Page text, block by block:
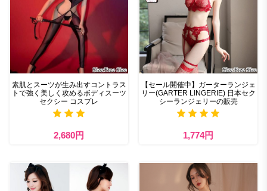
素肌とスーツが生み出すコントラス
トで強く美しく攻めるボディスーツ
セクシー コスプレ
2,680円
【セール開催中】ガーターランジェ
リー(GARTER LINGERIE) 日本セク
シーランジェリーの販売
1,774円